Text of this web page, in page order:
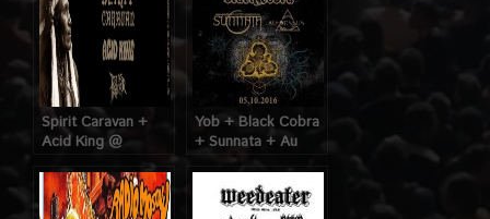
Spirit Caravan +
Acid King @
Glazart (Paris), le
14 Juin 2014
Yob + Black Cobra
+ Sunnata + Au
Dessus @ Glazart
(Paris), le 5
Octobre 2016